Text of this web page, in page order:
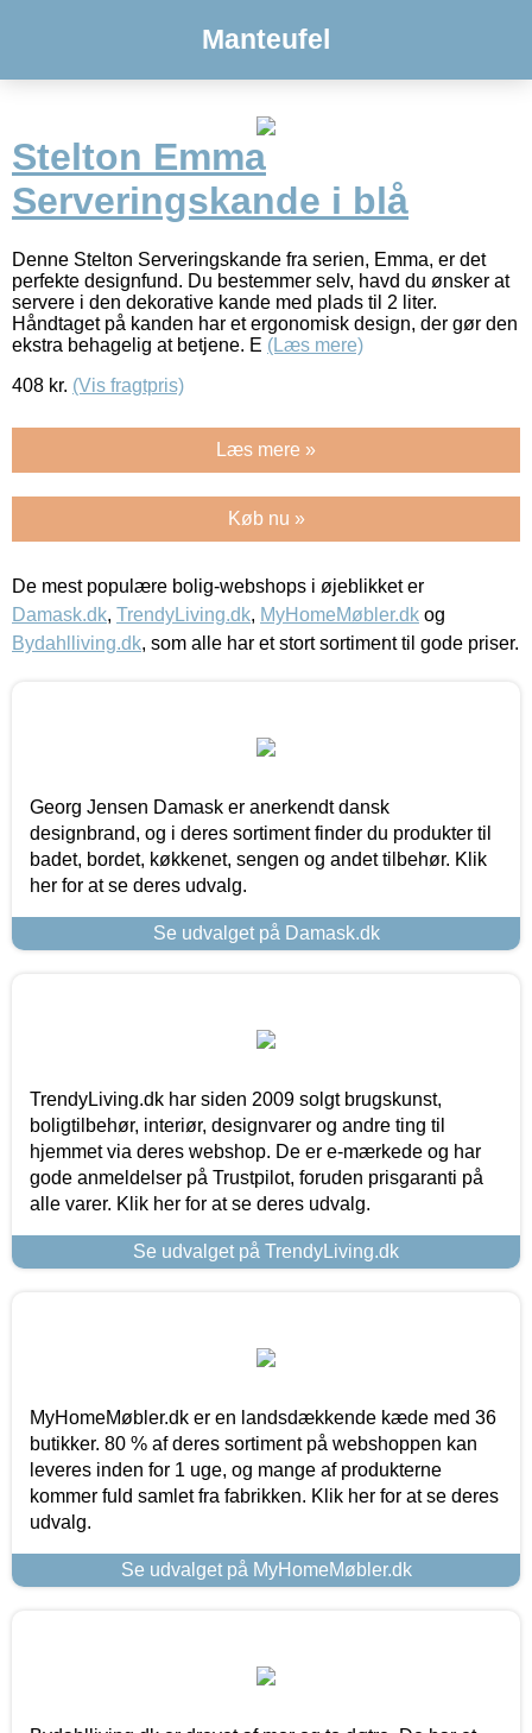
Manteufel
Stelton Emma
Serveringskande i blå
Denne Stelton Serveringskande fra serien, Emma, er det
perfekte designfund. Du bestemmer selv, havd du ønsker at
servere i den dekorative kande med plads til 2 liter.
Håndtaget på kanden har et ergonomisk design, der gør den
ekstra behagelig at betjene. E (Læs mere)
408 kr. (Vis fragtpris)
Læs mere »
Køb nu »
De mest populære bolig-webshops i øjeblikket er
Damask.dk, TrendyLiving.dk, MyHomeMøbler.dk og
Bydahlliving.dk, som alle har et stort sortiment til gode priser.
Georg Jensen Damask er anerkendt dansk
designbrand, og i deres sortiment finder du produkter til
badet, bordet, køkkenet, sengen og andet tilbehør. Klik
her for at se deres udvalg.
Se udvalget på Damask.dk
TrendyLiving.dk har siden 2009 solgt brugskunst,
boligtilbehør, interiør, designvarer og andre ting til
hjemmet via deres webshop. De er e-mærkede og har
gode anmeldelser på Trustpilot, foruden prisgaranti på
alle varer. Klik her for at se deres udvalg.
Se udvalget på TrendyLiving.dk
MyHomeMøbler.dk er en landsdækkende kæde med 36
butikker. 80 % af deres sortiment på webshoppen kan
leveres inden for 1 uge, og mange af produkterne
kommer fuld samlet fra fabrikken. Klik her for at se deres
udvalg.
Se udvalget på MyHomeMøbler.dk